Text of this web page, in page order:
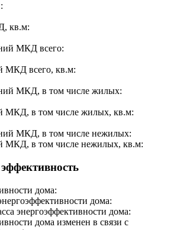
кв.м:
МКД всего:
МКД всего, кв.м:
МКД, в том числе жилых:
МКД, в том числе жилых, кв.м:
МКД, в том числе нежилых:
МКД, в том числе нежилых, кв.м:
дома:
дома:
энергоэффективности дома:
дома изменен в связи с